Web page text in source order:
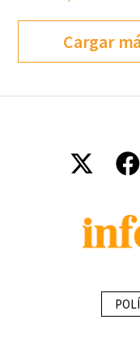
Cargar